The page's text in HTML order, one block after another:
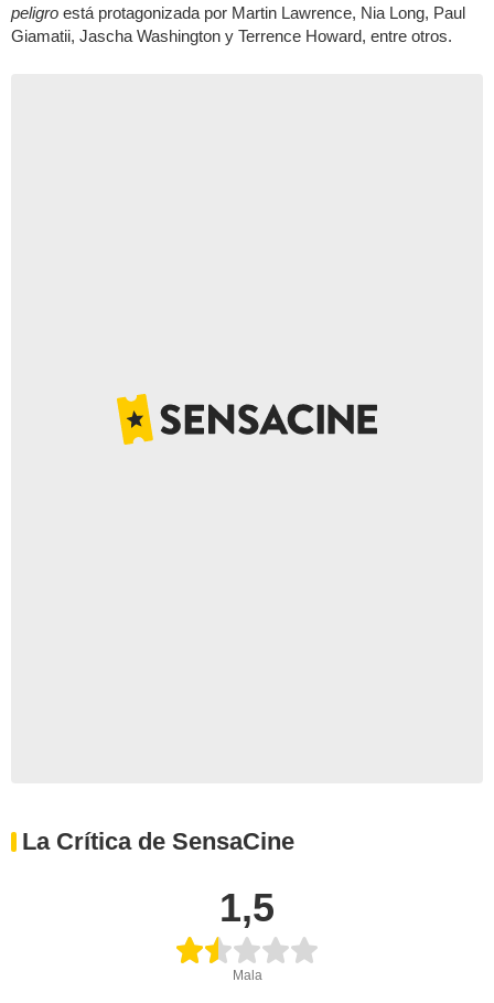
peligro está protagonizada por Martin Lawrence, Nia Long, Paul
Giamatii, Jascha Washington y Terrence Howard, entre otros.
La Crítica de SensaCine
1,5
Mala